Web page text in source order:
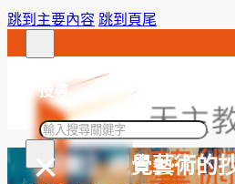
跳到主要內容 跳到頁尾
搜尋
搜
×
【活動】視覺藝術的